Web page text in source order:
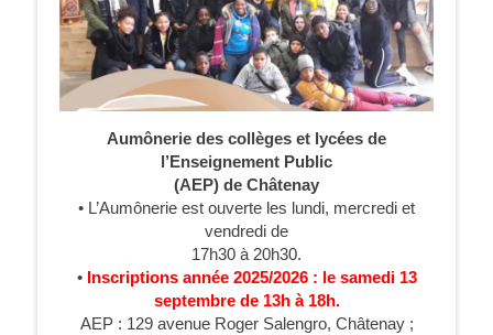
Aumônerie des collèges et lycées de
l’Enseignement Public
(AEP) de Châtenay
• L’Aumônerie est ouverte les lundi, mercredi et
vendredi de
17h30 à 20h30.
• Inscriptions année 2025/2026 : le samedi 13
septembre de 13h à 18h.
AEP : 129 avenue Roger Salengro, Châtenay ;